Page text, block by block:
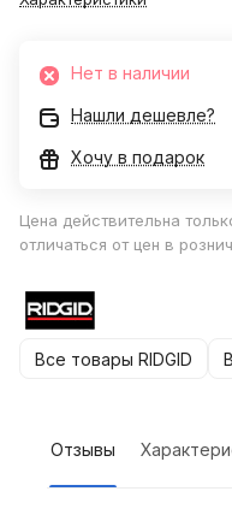
Нет в наличии
Нашли дешевле?
Хочу в подарок
Цена действительна
отличаться от цен в
Все товары RIDGID
Отзывы